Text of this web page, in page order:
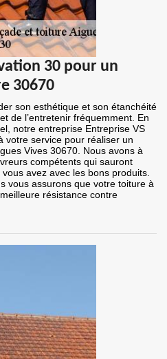
30 pour un
30670
son esthétique et son étanchéité
de l’entretenir fréquemment. En
notre entreprise Entreprise VS
votre service pour réaliser un
Vives 30670. Nous avons à
compétents qui sauront
avez avec les bons produits.
vous assurons que votre toiture à
résistance contre